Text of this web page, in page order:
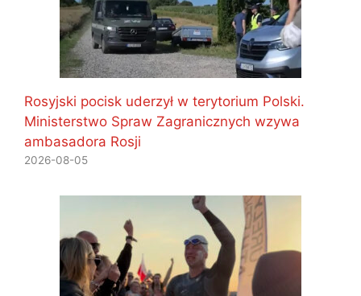
Rosyjski pocisk uderzył w terytorium Polski.
Ministerstwo Spraw Zagranicznych wzywa
ambasadora Rosji
2026-08-05